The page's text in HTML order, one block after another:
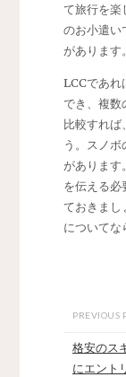
て旅行を楽
のお小遣い
があります。
LCCであれ
でき、複数
比較すれば
う。スノ
があります
を伝える必
ておきまし
についてな
PREVIOUS
格安のス
にエント